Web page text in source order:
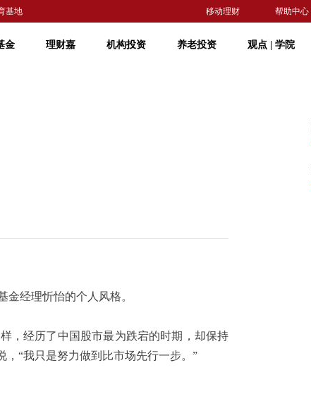
基地 移动理财 帮助中心
金 理财嘉 机构投资 养老投资 观点 学院
经理忻怡的个人风格。
经历了中国股市最为跌宕的时期，却保持
“我只是努力做到比市场先行一步。”